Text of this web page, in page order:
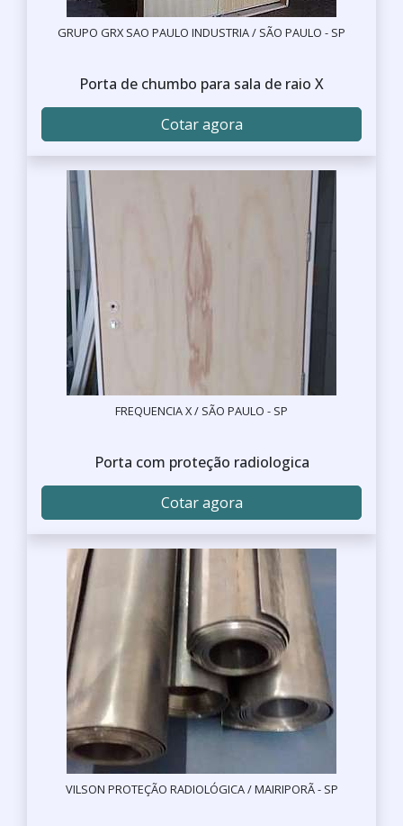
GRUPO GRX SAO PAULO INDUSTRIA / SÃO PAULO - SP
Porta de chumbo para sala de raio X
Cotar agora
FREQUENCIA X / SÃO PAULO - SP
Porta com proteção radiologica
Cotar agora
VILSON PROTEÇÃO RADIOLÓGICA / MAIRIPORÃ - SP